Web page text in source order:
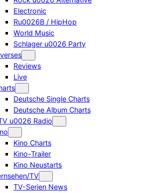
Electronic
Ru0026B / HipHop
World Music
Schlager u0026 Party
Reviews
Live
Deutsche Single Charts
Deutsche Album Charts
u0026 Radio
Kino Charts
Kino-Trailer
Kino Neustarts
TV
TV-Serien News